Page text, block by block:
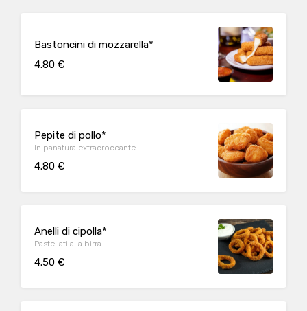
Bastoncini di mozzarella*
4.80 €
Pepite di pollo*
In panatura extracroccante
4.80 €
Anelli di cipolla*
Pastellati alla birra
4.50 €